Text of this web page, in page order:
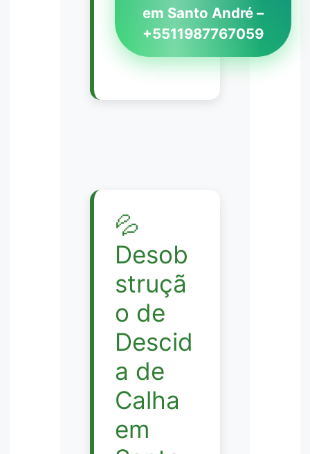
em Santo André –
+5511987767059
💦
Desob
struçã
o de
Descid
a de
Calha
em